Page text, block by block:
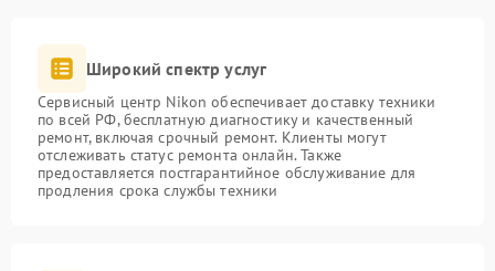
Широкий спектр услуг
Сервисный центр Nikon обеспечивает доставку техники
по всей РФ, бесплатную диагностику и качественный
ремонт, включая срочный ремонт. Клиенты могут
отслеживать статус ремонта онлайн. Также
предоставляется постгарантийное обслуживание для
продления срока службы техники